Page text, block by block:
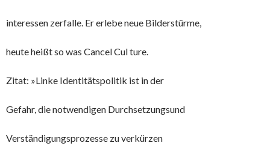
interessen zerfalle. Er erlebe neue Bilderstürme,
heute heißt so was Cancel Cul ture.
Zitat: »Linke Identitätspolitik ist in der
Gefahr, die notwendigen Durchsetzungsund
Verständigungsprozesse zu verkürzen